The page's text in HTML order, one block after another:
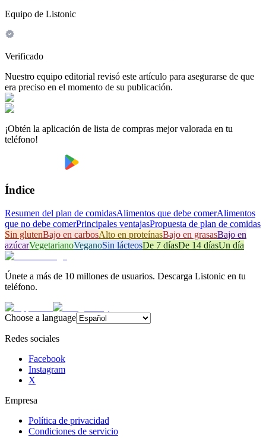
Equipo de Listonic
Verificado
Nuestro equipo editorial revisó este artículo para asegurarse de que
era preciso en el momento de su publicación.
¡Obtén la aplicación de lista de compras mejor valorada en tu
teléfono!
Índice
Resumen del plan de comidasAlimentos que debe comerAlimentos
que no debe comerPrincipales ventajasPropuesta de plan de comidas
Sin glutenBajo en carbosAlto en proteínasBajo en grasasBajo en
azúcarVegetarianoVeganoSin lácteosDe 7 díasDe 14 díasUn día
Únete a más de 10 millones de usuarios. Descarga Listonic en tu
teléfono.
Choose a language
Redes sociales
Facebook
Instagram
X
Empresa
Política de privacidad
Condiciones de servicio